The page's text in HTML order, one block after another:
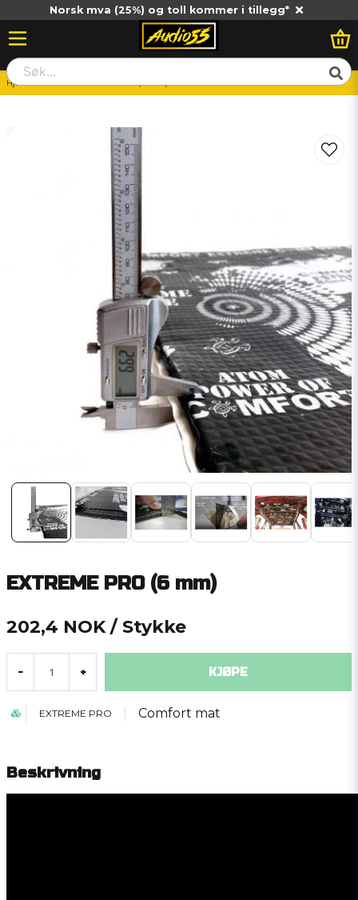
Norsk mva (25%) og toll kommer i tillegg*
Hjem Dold EXTREME PRO (6 mm)
EXTREME PRO (6 mm)
202,4 NOK / Stykke
- + KJØPE
EXTREME PRO Comfort mat
Beskrivning